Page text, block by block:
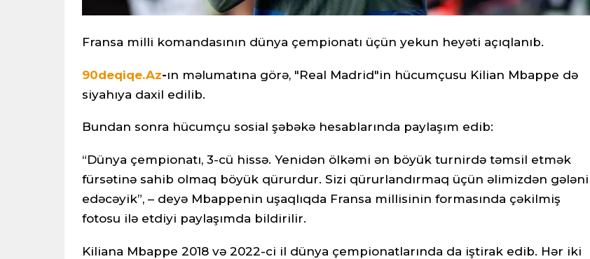
Fransa milli komandasının dünya çempionatı üçün yekun heyəti açıqlanıb.
90deqiqe.Az-ın məlumatına görə, "Real Madrid"in hücumçusu Kilian Mbappe də
siyahıya daxil edilib.
Bundan sonra hücumçu sosial şəbəkə hesablarında paylaşım edib:
“Dünya çempionatı, 3-cü hissə. Yenidən ölkəmi ən böyük turnirdə təmsil etmək
fürsətinə sahib olmaq böyük qürurdur. Sizi qürurlandırmaq üçün əlimizdən gələni
edəcəyik”, – deyə Mbappenin uşaqlıqda Fransa millisinin formasında çəkilmiş
fotosu ilə etdiyi paylaşımda bildirilir.
Kiliana Mbappe 2018 və 2022-ci il dünya çempionatlarında da iştirak edib. Hər iki